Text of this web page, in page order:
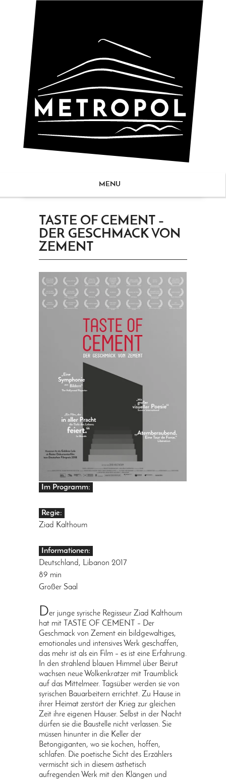
MENU
TASTE OF CEMENT –
DER GESCHMACK VON
ZEMENT
Im Programm:
Regie:
Ziad Kalthoum
Informationen:
Deutschland, Libanon 2017
89 min
Großer Saal
Der junge syrische Regisseur Ziad Kalthoum
hat mit TASTE OF CEMENT – Der
Geschmack von Zement ein bildgewaltiges,
emotionales und intensives Werk geschaffen,
das mehr ist als ein Film – es ist eine Erfahrung.
In den strahlend blauen Himmel über Beirut
wachsen neue Wolkenkratzer mit Traumblick
auf das Mittelmeer. Tagsüber werden sie von
syrischen Bauarbeitern errichtet. Zu Hause in
ihrer Heimat zerstört der Krieg zur gleichen
Zeit ihre eigenen Häuser. Selbst in der Nacht
dürfen sie die Baustelle nicht verlassen. Sie
müssen hinunter in die Keller der
Betongiganten, wo sie kochen, hoffen,
schlafen. Die poetische Sicht des Erzählers
vermischt sich in diesem ästhetisch
aufregenden Werk mit den Klängen und